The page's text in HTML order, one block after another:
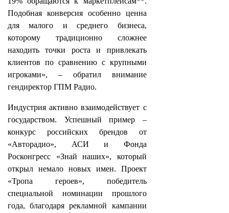
Подобная конверсия особенно ценна
для малого и среднего бизнеса,
которому традиционно сложнее
находить точки роста и привлекать
клиентов по сравнению с крупными
игроками», – обратил внимание
гендиректор ГПМ Радио.
Индустрия активно взаимодействует с
государством. Успешный пример –
конкурс российских брендов от
«Авторадио», АСИ и Фонда
Росконгресс «Знай наших», который
открыл немало новых имен. Проект
«Тропа героев», победитель
специальной номинации прошлого
года, благодаря рекламной кампании